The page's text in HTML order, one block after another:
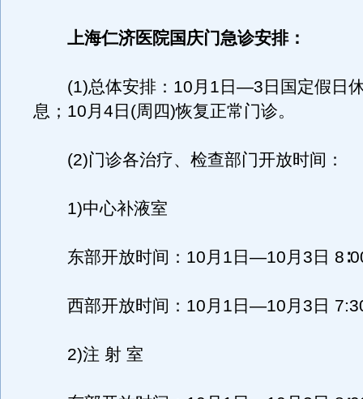
上海仁济医院国庆门急诊安排：
(1)总体安排：10月1日—3日国定假日
息；10月4日(周四)恢复正常门诊。
(2)门诊各治疗、检查部门开放时间：
1)中心补液室
东部开放时间：10月1日—10月3日
西部开放时间：10月1日—10月3日
2)注 射 室